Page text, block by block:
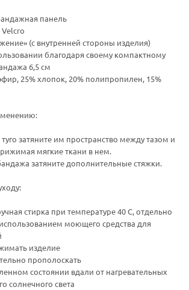
панель
Velcro
(с внутренней стороны изделия)
благодаря своему компактному
6,5 см
25% хлопок, 20% полипропилен, 15%
затяните им пространство между тазом и
мягкие ткани в нем.
затяните дополнительные стяжки.
стирка при температуре 40 С, отдельно
моющего средства для
изделие
прополоскать
состоянии вдали от нагревательных
солнечного света